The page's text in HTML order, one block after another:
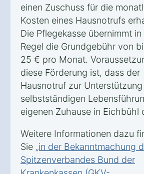
einen Zuschuss für die
Kosten eines Hausnotrufs
Die Pflegekasse übernimmt in
Regel die Grundgebühr von
25 € pro Monat.
diese Förderung ist, dass der
Hausnotruf zur
selbstständigen
eigenen Zuhause in Eichbühl
Weitere Informationen dazu
Sie „in der Bekanntmachung
Spitzenverbandes Bund der